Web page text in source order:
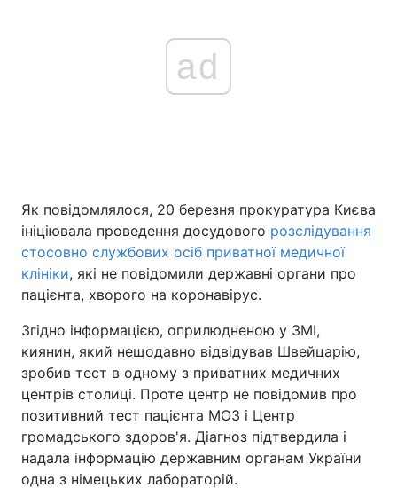
ad
Як повідомлялося, 20 березня прокуратура Києва
ініціювала проведення досудового розслідування
стосовно службових осіб приватної медичної
клініки, які не повідомили державні органи про
пацієнта, хворого на коронавірус.
Згідно інформацією, оприлюдненою у ЗМІ,
киянин, який нещодавно відвідував Швейцарію,
зробив тест в одному з приватних медичних
центрів столиці. Проте центр не повідомив про
позитивний тест пацієнта МОЗ і Центр
громадського здоров'я. Діагноз підтвердила і
надала інформацію державним органам України
одна з німецьких лабораторій.